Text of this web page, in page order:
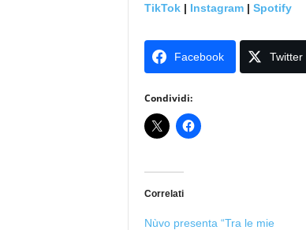
TikTok | Instagram | Spotify
Facebook Twitter
Condividi:
Correlati
Nùvo presenta “Tra le mie